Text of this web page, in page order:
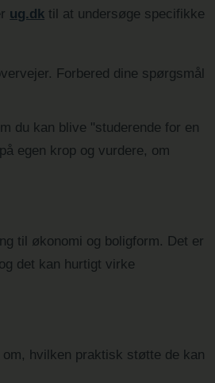
ug.dk til at undersøge specifikke
Forbered dine spørgsmål
du kan blive "studerende for en
egen krop og vurdere, om
til økonomi og boligform. Det er
det kan hurtigt virke
hvilken praktisk støtte de kan